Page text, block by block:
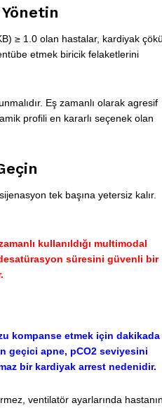
≥ 1.0 olan hastalar, kardiyak
etmek biricik felaketlerini
Eş zamanlı olarak agresif
profili en kararlı seçenek olan
tek başına yetersiz kalır.
kullanıldığı multimodal
süresini güvenli bir
kompanse etmek için dakikada
geçici apne, pCO2 seviyesini
bir kardiyak arrest nedenidir.
ventilatör ayarlarında